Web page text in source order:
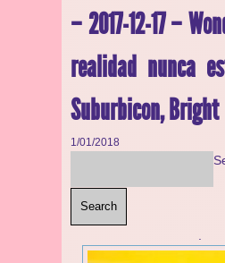
– 2017-12-17 –
realidad nunca
Suburbicon, Bright
1/01/2018
Search